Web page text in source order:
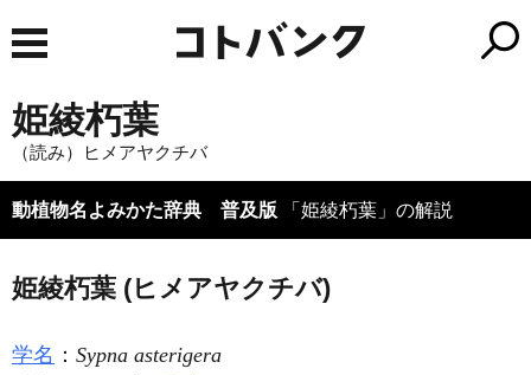
姫綾朽葉
（読み）ヒメアヤクチバ
動植物名よみかた辞典 普及版 「姫綾朽葉」の解説
姫綾朽葉 (ヒメアヤクチバ)
学名 ： Sypna asterigera